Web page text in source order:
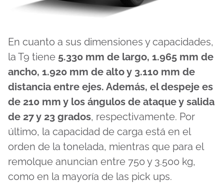
En cuanto a sus dimensiones y capacidades,
la T9 tiene 5.330 mm de largo, 1.965 mm de
ancho, 1.920 mm de alto y 3.110 mm de
distancia entre ejes. Además, el despeje es
de 210 mm y los ángulos de ataque y salida
de 27 y 23 grados, respectivamente. Por
último, la capacidad de carga está en el
orden de la tonelada, mientras que para el
remolque anuncian entre 750 y 3.500 kg,
como en la mayoría de las pick ups.